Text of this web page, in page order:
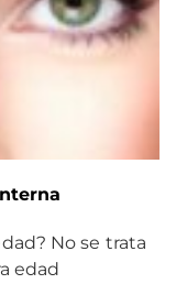
No se trata
edad